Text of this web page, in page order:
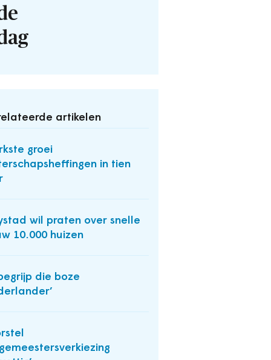
artikelen
groei
in tien
wil praten over snelle
10.000 huizen
die boze